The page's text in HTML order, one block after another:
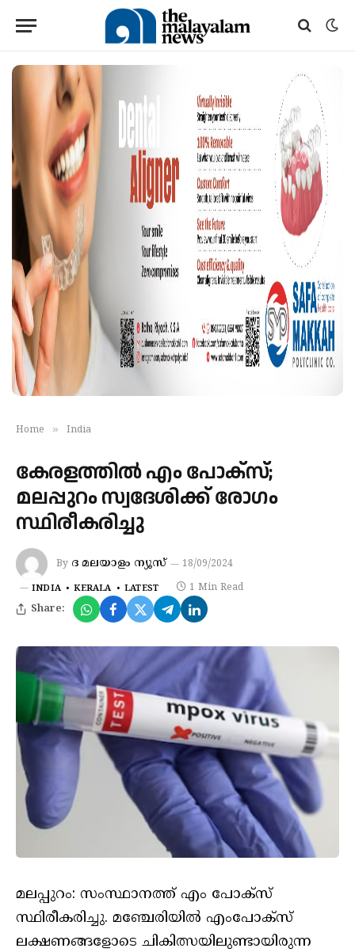
Home » India
കേരളത്തിൽ എം പോക്‌സ്;
മലപ്പുറം സ്വദേശിക്ക് രോഗം
സ്ഥിരീകരിച്ചു
By ദ മലയാളം ന്യൂസ്‌ 18/09/2024
INDIA KERALA LATEST 1 Min Read
Share:
മലപ്പുറം: സംസ്ഥാനത്ത് എം പോക്‌സ്
സ്ഥിരീകരിച്ചു. മഞ്ചേരിയിൽ എംപോക്‌സ്
ലക്ഷണങ്ങളോടെ ചികിത്സയിലുണ്ടായിരുന്ന